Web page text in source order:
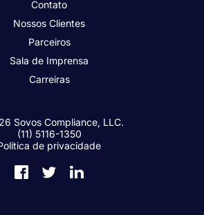
Contato
Nossos Clientes
Parceiros
Sala de Imprensa
Carreiras
Sovos Compliance, LLC.
(11) 5116-1350
de privacidade